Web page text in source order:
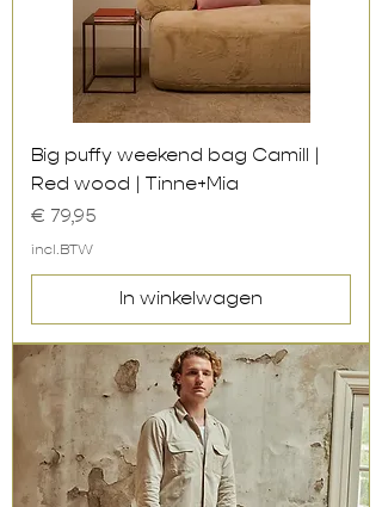
Big puffy weekend bag Camill |
Red wood | Tinne+Mia
Prijs
€ 79,95
incl.BTW
In winkelwagen